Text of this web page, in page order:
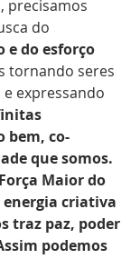
precisamos
do
do esforço
tornando seres
expressando
bem, co-
que somos.
Maior do
energia criativa
traz paz, poder
podemos